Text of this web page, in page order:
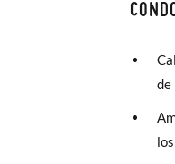
de
hasta
poco
TALLA
Edad